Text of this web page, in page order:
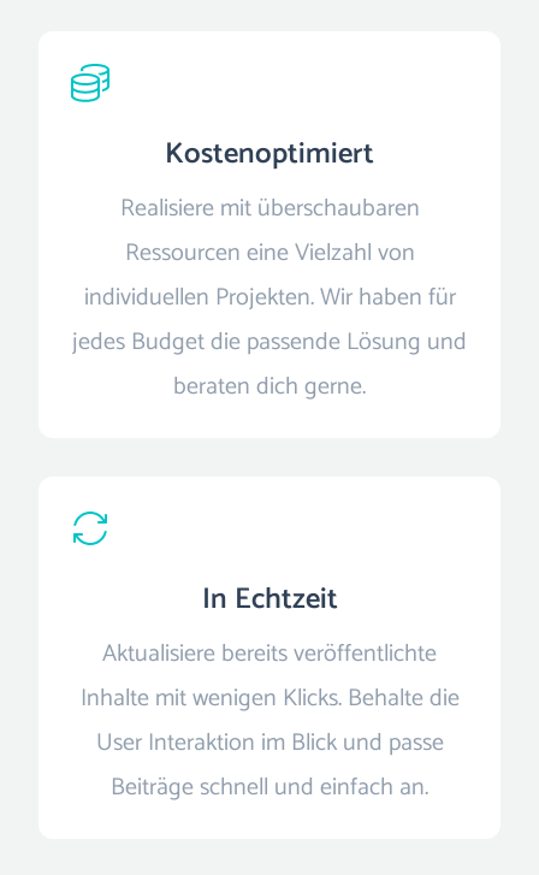
Kostenoptimiert
Realisiere mit überschaubaren
Ressourcen eine Vielzahl von
individuellen Projekten. Wir haben für
jedes Budget die passende Lösung und
beraten dich gerne.
In Echtzeit
Aktualisiere bereits veröffentlichte
Inhalte mit wenigen Klicks. Behalte die
User Interaktion im Blick und passe
Beiträge schnell und einfach an.